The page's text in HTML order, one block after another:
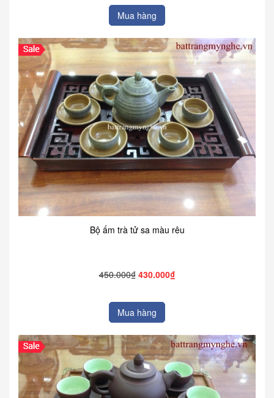
Mua hàng
Bộ ấm trà tử sa màu rêu
450.000₫ 430.000₫
Mua hàng